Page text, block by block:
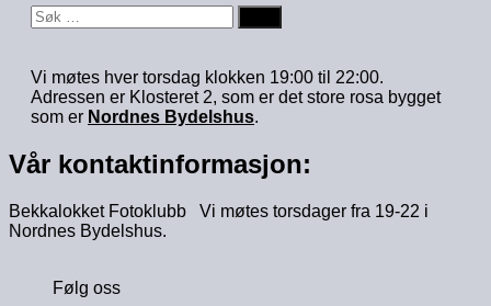
Søk
etter:
Vi møtes hver torsdag klokken 19:00 til 22:00.
Adressen er Klosteret 2, som er det store rosa bygget
som er Nordnes Bydelshus.
Vår kontaktinformasjon:
Bekkalokket Fotoklubb Vi møtes torsdager fra 19-22 i
Nordnes Bydelshus.
Følg oss